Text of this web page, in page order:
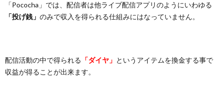
「Pococha」では、配信者は他ライブ配信アプリのようにいわゆる
「投げ銭」 のみで収入を得られる仕組みにはなっていません。
配信活動の中で得られる 「ダイヤ」 というアイテムを換金する事で
収益が得ることが出来ます。